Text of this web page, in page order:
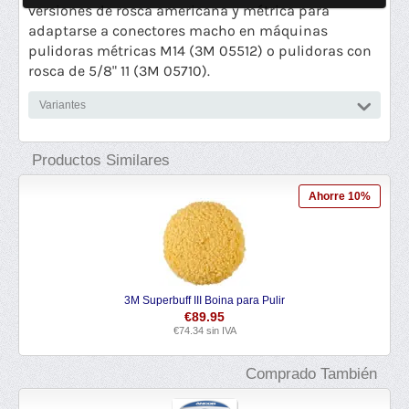
versiones de rosca americana y métrica para
adaptarse a conectores macho en máquinas
pulidoras métricas M14 (3M 05512) o pulidoras con
rosca de 5/8" 11 (3M 05710).
Variantes
Productos Similares
Ahorre 10%
3M Superbuff III Boina para Pulir
€89.95
€74.34sin IVA
Comprado También